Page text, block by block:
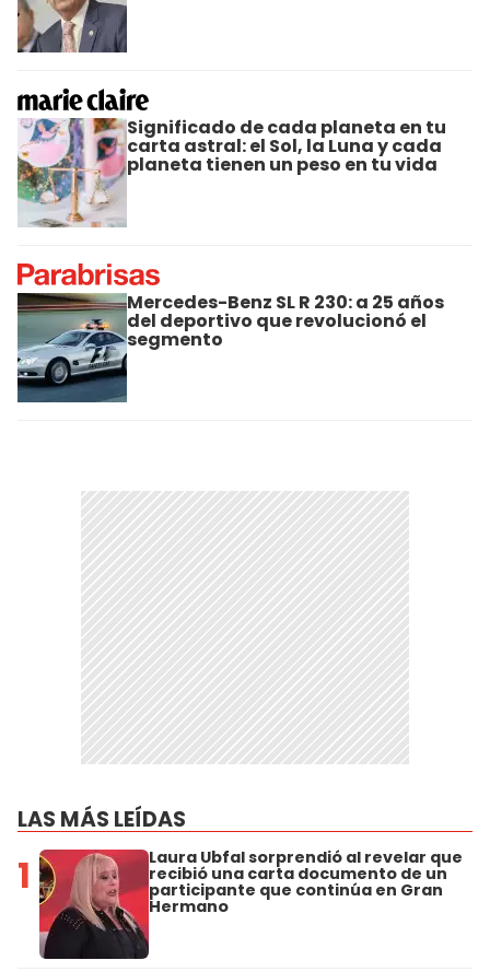
Significado de cada planeta en tu
carta astral: el Sol, la Luna y cada
planeta tienen un peso en tu vida
Mercedes-Benz SL R 230: a 25 años
del deportivo que revolucionó el
segmento
LAS MÁS LEÍDAS
1 Laura Ubfal sorprendió al revelar que
recibió una carta documento de un
participante que continúa en Gran
Hermano